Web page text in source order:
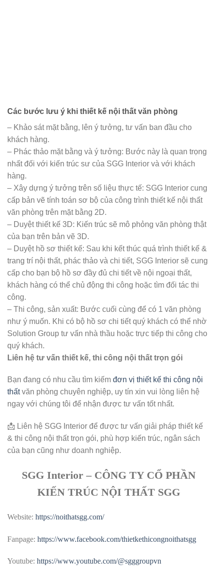
Các bước lưu ý khi thiết kế nội thất văn phòng
– Khảo sát mặt bằng, lên ý tưởng, tư vấn ban đầu cho
khách hàng.
– Phác thảo mặt bằng và ý tưởng: Bước này là quan trọng
nhất đối với kiến trúc sư của SGG Interior và với khách
hàng.
– Xây dựng ý tưởng trên số liệu thực tế: SGG Interior cung
cấp bản vẽ tính toán sơ bộ của công trình thiết kế nội thất
văn phòng trên mặt bằng 2D.
– Duyệt thiết kế 3D: Kiến trúc sẽ mô phỏng văn phòng thật
của bạn trên bản vẽ 3D.
– Duyệt hồ sơ thiết kế: Sau khi kết thúc quá trình thiết kế &
trang trí nội thất, phác thảo và chi tiết, SGG Interior sẽ cung
cấp cho bạn bộ hồ sơ đầy đủ chi tiết về nội ngoại thất,
khách hàng có thể chủ động thi công hoặc tìm đối tác thi
công.
– Thi công, sản xuất: Bước cuối cùng để có 1 văn phòng
như ý muốn. Khi có bộ hồ sơ chi tiết quý khách có thể nhờ
Solution Group tư vấn nhà thầu hoặc trực tiếp thi công cho
quý khách.
Liên hệ tư vấn thiết kế, thi công nội thất trọn gói
Bạn đang có nhu cầu tìm kiếm đơn vị thiết kế thi công nội
thấtvăn phòng chuyên nghiệp, uy tín xin vui lòng liên hệ
ngay với chúng tôi để nhận được tư vấn tốt nhất.
📩 Liên hệ SGG Interior để được tư vấn giải pháp thiết kế
& thi công nội thất trọn gói, phù hợp kiến trúc, ngân sách
của bạn cũng như doanh nghiệp.
SGG Interior – CÔNG TY CỔ PHẦN
KIẾN TRÚC NỘI THẤT SGG
Website: https://noithatsgg.com/
Fanpage: https://www.facebook.com/thietkethicongnoithatsgg
Youtube: https://www.youtube.com/@sgggroupvn